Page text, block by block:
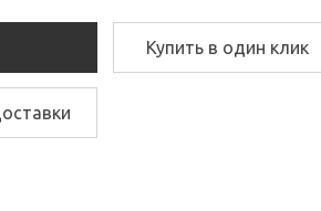
Купить в один клик